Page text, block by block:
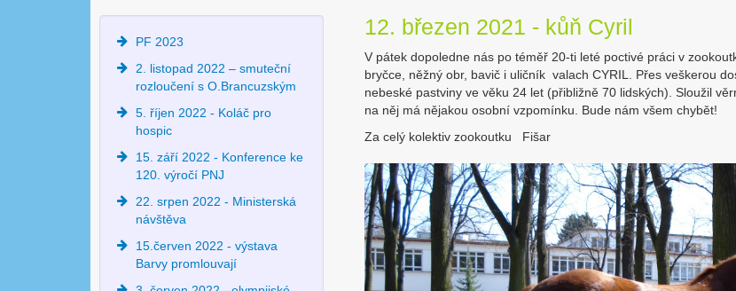
PF 2023
2. listopad 2022 – smuteční
rozloučení s O.Brancuzským
5. říjen 2022 - Koláč pro
hospic
15. září 2022 - Konference ke
120. výročí PNJ
22. srpen 2022 - Ministerská
návštěva
15.červen 2022 - výstava
Barvy promlouvají
12. březen 2021 - kůň Cyril
V pátek dopoledne nás po téměř 20-ti leté poctivé práci v
bryčce, něžný obr, bavič i uličník valach CYRIL. Přes veškerou
nebeské pastviny ve věku 24 let (přibližně 70 lidských). Sloužil
na něj má nějakou osobní vzpomínku. Bude nám všem chybět!
Za celý kolektiv zookoutku Fišar